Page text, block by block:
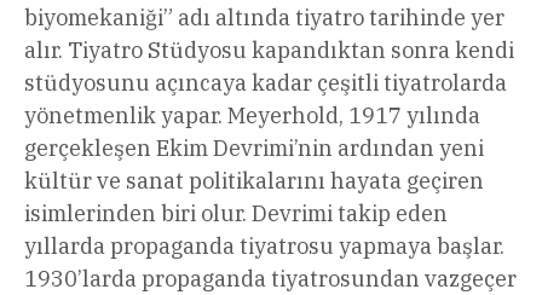
biyomekaniği” adı altında tiyatro tarihinde yer
alır. Tiyatro Stüdyosu kapandıktan sonra kendi
stüdyosunu açıncaya kadar çeşitli tiyatrolarda
yönetmenlik yapar. Meyerhold, 1917 yılında
gerçekleşen Ekim Devrimi’nin ardından yeni
kültür ve sanat politikalarını hayata geçiren
isimlerinden biri olur. Devrimi takip eden
yıllarda propaganda tiyatrosu yapmaya başlar.
1930’larda propaganda tiyatrosundan vazgeçer